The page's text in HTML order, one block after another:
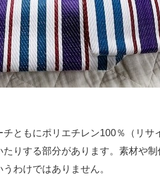
ともにポリエチレン100％（リサ
りする部分があります。素材や
わけではありません。